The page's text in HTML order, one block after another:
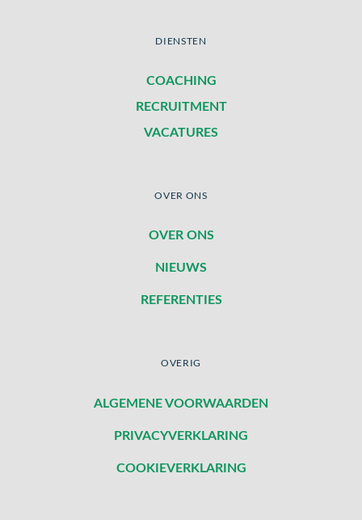
DIENSTEN
COACHING
RECRUITMENT
VACATURES
OVER ONS
OVER ONS
NIEUWS
REFERENTIES
OVERIG
ALGEMENE VOORWAARDEN
PRIVACYVERKLARING
COOKIEVERKLARING